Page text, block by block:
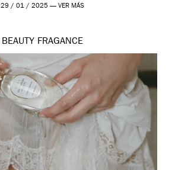
29 / 01 / 2025 — VER MÁS
BEAUTY FRAGANCE